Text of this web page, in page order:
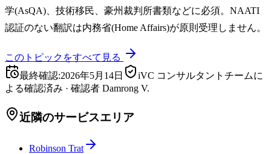
学(AsQA)、技術移民、豪州裁判所書類などに必須。NAATI
認証のない翻訳は内務省(Home Affairs)が原則受理しません。
このトピックをすべて見る
最終確認:2026年5月14日
iVC コンサルタントチームに
よる確認済み · 確認者 Damrong V.
近隣のサービスエリア
Robinson Trat